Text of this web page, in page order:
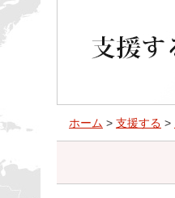
ホーム > 支援する >